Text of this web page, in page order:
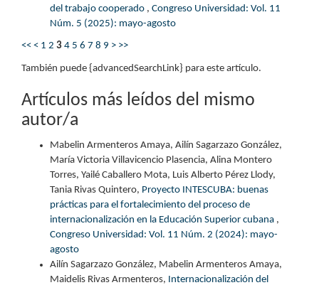
del trabajo cooperado , Congreso Universidad: Vol. 11
Núm. 5 (2025): mayo-agosto
<< < 1 2 3 4 5 6 7 8 9 > >>
También puede {advancedSearchLink} para este artículo.
Artículos más leídos del mismo
autor/a
Mabelin Armenteros Amaya, Ailín Sagarzazo González,
María Victoria Villavicencio Plasencia, Alina Montero
Torres, Yailé Caballero Mota, Luis Alberto Pérez Llody,
Tania Rivas Quintero, Proyecto INTESCUBA: buenas
prácticas para el fortalecimiento del proceso de
internacionalización en la Educación Superior cubana ,
Congreso Universidad: Vol. 11 Núm. 2 (2024): mayo-
agosto
Ailín Sagarzazo González, Mabelin Armenteros Amaya,
Maidelis Rivas Armenteros, Internacionalización del